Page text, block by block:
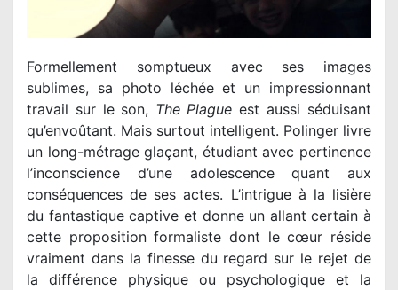
Formellement somptueux avec ses images
sublimes, sa photo léchée et un impressionnant
travail sur le son, The Plague est aussi séduisant
qu’envoûtant. Mais surtout intelligent. Polinger livre
un long-métrage glaçant, étudiant avec pertinence
l’inconscience d’une adolescence quant aux
conséquences de ses actes. L’intrigue à la lisière
du fantastique captive et donne un allant certain à
cette proposition formaliste dont le cœur réside
vraiment dans la finesse du regard sur le rejet de
la différence physique ou psychologique et la